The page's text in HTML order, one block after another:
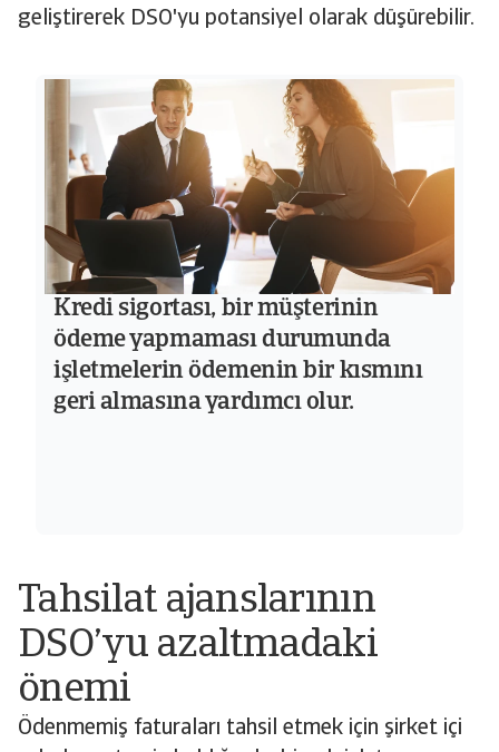
geliştirerek DSO'yu potansiyel olarak düşürebilir.
Kredi sigortası, bir müşterinin
ödeme yapmaması durumunda
işletmelerin ödemenin bir kısmını
geri almasına yardımcı olur.
Tahsilat ajanslarının
DSO’yu azaltmadaki
önemi
Ödenmemiş faturaları tahsil etmek için şirket içi